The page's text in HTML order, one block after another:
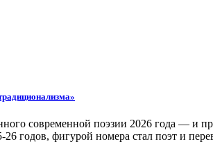
современной поэзии 2026 года — и
годов, фигурой номера стал поэт и